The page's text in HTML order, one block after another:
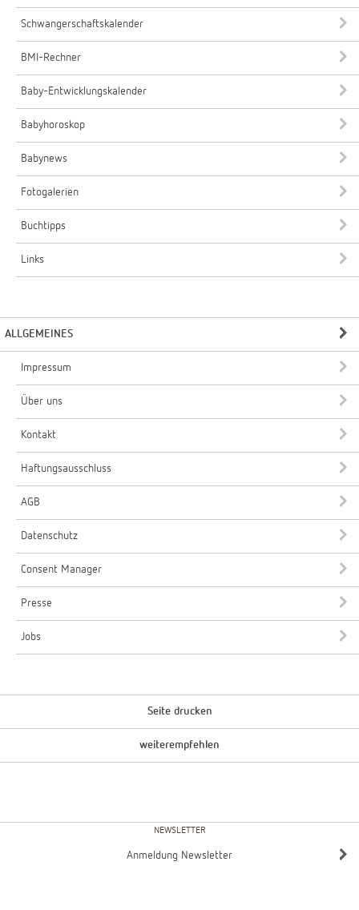
Schwangerschaftskalender
BMI-Rechner
Baby-Entwicklungskalender
Babyhoroskop
Babynews
Fotogalerien
Buchtipps
Links
ALLGEMEINES
Impressum
Über uns
Kontakt
Haftungsausschluss
AGB
Datenschutz
Consent Manager
Presse
Jobs
Seite drucken
weiterempfehlen
NEWSLETTER
Anmeldung Newsletter